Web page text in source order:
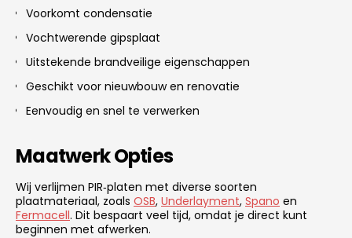
Voorkomt condensatie
Vochtwerende gipsplaat
Uitstekende brandveilige eigenschappen
Geschikt voor nieuwbouw en renovatie
Eenvoudig en snel te verwerken
Maatwerk Opties
Wij verlijmen PIR‑platen met diverse soorten
plaatmateriaal, zoals OSB, Underlayment, Spano en
Fermacell. Dit bespaart veel tijd, omdat je direct kunt
beginnen met afwerken.